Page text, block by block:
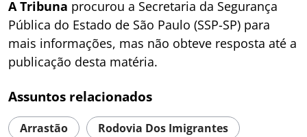
A Tribuna procurou a Secretaria da Segurança
Pública do Estado de São Paulo (SSP-SP) para
mais informações, mas não obteve resposta até a
publicação desta matéria.
Assuntos relacionados
Arrastão
Rodovia Dos Imigrantes